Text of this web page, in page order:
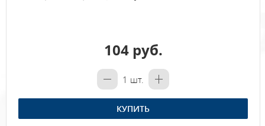
104 руб.
1 шт.
КУПИТЬ